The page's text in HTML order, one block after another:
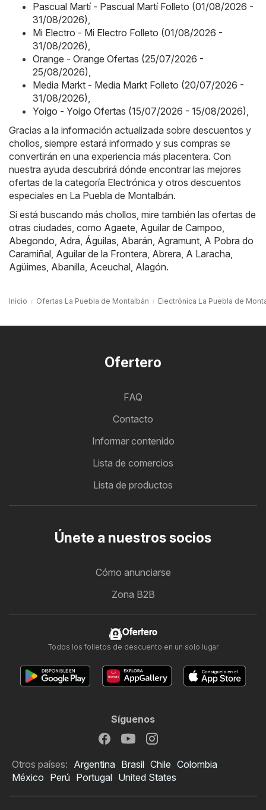
Pascual Martí - Pascual Martí Folleto (01/08/2026 -
31/08/2026),
Mi Electro - Mi Electro Folleto (01/08/2026 -
31/08/2026),
Orange - Orange Ofertas (25/07/2026 -
25/08/2026),
Media Markt - Media Markt Folleto (20/07/2026 -
31/08/2026),
Yoigo - Yoigo Ofertas (15/07/2026 - 15/08/2026),
Gracias a la información actualizada sobre descuentos y
chollos, siempre estará informado y sus compras se
convertirán en una experiencia más placentera. Con
nuestra ayuda descubrirá dónde encontrar las mejores
ofertas de la categoría Electrónica y otros descuentos
especiales en La Puebla de Montalbán.
Si está buscando más chollos, mire también las ofertas de
otras ciudades, como Agaete, Aguilar de Campoo,
Abegondo, Adra, Águilas, Abarán, Agramunt, A Pobra do
Caramiñal, Aguilar de la Frontera, Abrera, A Laracha,
Agüimes, Abanilla, Aceuchal, Alagón.
Inicio Ofertas La Puebla de Montalbán Electrónica La Puebla de
Ofertero
FAQ
Contacto
Informar contenido
Lista de comercios
Lista de productos
Únete a nuestros socios
Cómo anunciarse
Zona B2B
Ofertero
Todos los folletos de descuento en un solo lugar
Síguenos
Otros países: Argentina Brasil Chile Colombia
México Perú Portugal United States